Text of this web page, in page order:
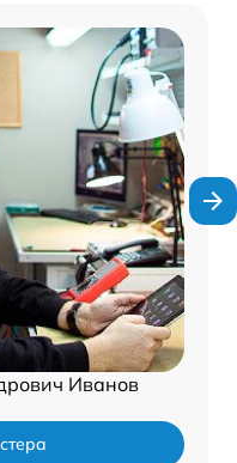
Иванов